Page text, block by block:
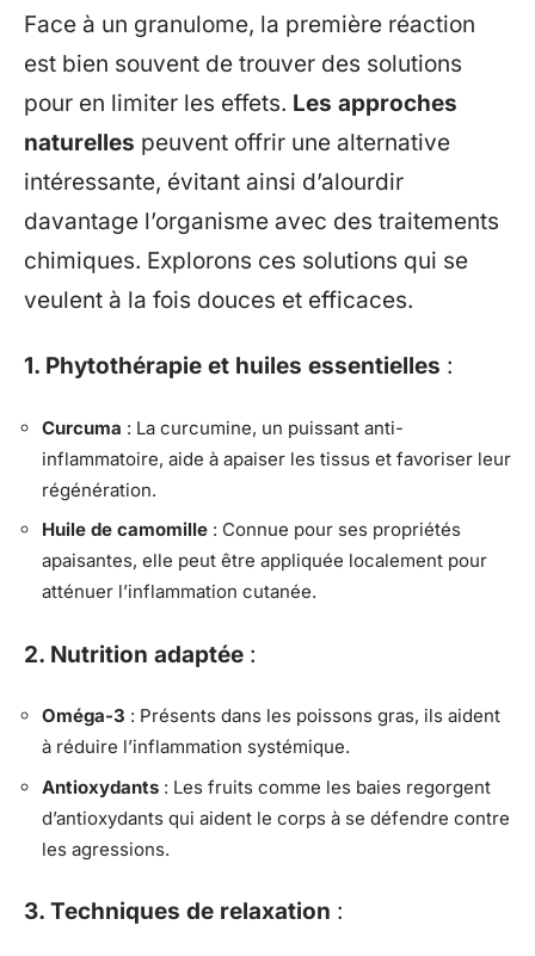
Face à un granulome, la première réaction
est bien souvent de trouver des solutions
pour en limiter les effets. Les approches
naturelles peuvent offrir une alternative
intéressante, évitant ainsi d’alourdir
davantage l’organisme avec des traitements
chimiques. Explorons ces solutions qui se
veulent à la fois douces et efficaces.
1. Phytothérapie et huiles essentielles :
Curcuma : La curcumine, un puissant anti-
inflammatoire, aide à apaiser les tissus et favoriser leur
régénération.
Huile de camomille : Connue pour ses propriétés
apaisantes, elle peut être appliquée localement pour
atténuer l’inflammation cutanée.
2. Nutrition adaptée :
Oméga-3 : Présents dans les poissons gras, ils aident
à réduire l’inflammation systémique.
Antioxydants : Les fruits comme les baies regorgent
d’antioxydants qui aident le corps à se défendre contre
les agressions.
3. Techniques de relaxation :